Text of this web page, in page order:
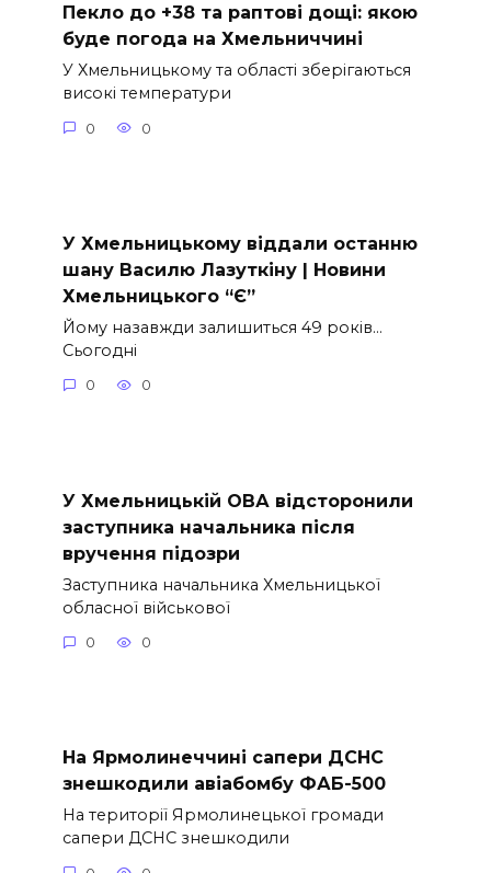
Пекло до +38 та раптові дощі: якою
буде погода на Хмельниччині
У Хмельницькому та області зберігаються
високі температури
0 0
У Хмельницькому віддали останню
шану Василю Лазуткіну | Новини
Хмельницького “Є”
Йому назавжди залишиться 49 років…
Сьогодні
0 0
У Хмельницькій ОВА відсторонили
заступника начальника після
вручення підозри
Заступника начальника Хмельницької
обласної військової
0 0
На Ярмолинеччині сапери ДСНС
знешкодили авіабомбу ФАБ-500
На території Ярмолинецької громади
сапери ДСНС знешкодили